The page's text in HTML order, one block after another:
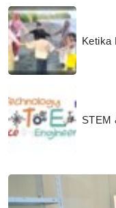
Ketika
STEM